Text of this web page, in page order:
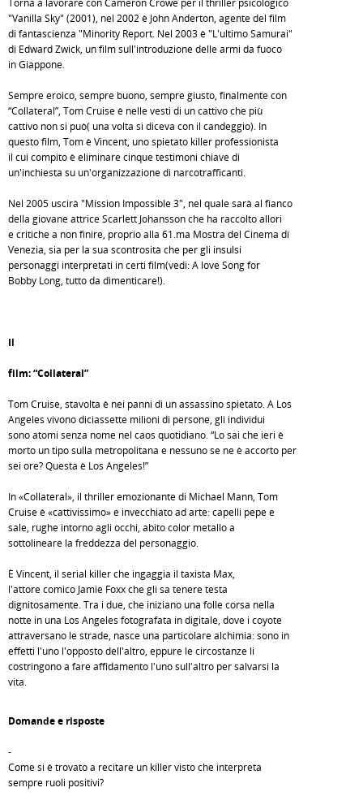
Torna a lavorare con Cameron Crowe per il thriller psicologico
"Vanilla Sky" (2001), nel 2002 è John Anderton, agente del film
di fantascienza "Minority Report. Nel 2003 è "L'ultimo Samurai"
di Edward Zwick, un film sull'introduzione delle armi da fuoco
in Giappone.
Sempre eroico, sempre buono, sempre giusto, finalmente con
“Collateral”, Tom Cruise è nelle vesti di un cattivo che più
cattivo non si può( una volta si diceva con il candeggio). In
questo film, Tom è Vincent, uno spietato killer professionista
il cui compito è eliminare cinque testimoni chiave di
un'inchiesta su un'organizzazione di narcotrafficanti.
Nel 2005 uscirà "Mission Impossible 3", nel quale sarà al fianco
della giovane attrice Scarlett Johansson che ha raccolto allori
e critiche a non finire, proprio alla 61.ma Mostra del Cinema di
Venezia, sia per la sua scontrosità che per gli insulsi
personaggi interpretati in certi film(vedi: A love Song for
Bobby Long, tutto da dimenticare!).
Il
film: “Collateral”
Tom Cruise, stavolta è nei panni di un assassino spietato. A Los
Angeles vivono diciassette milioni di persone, gli individui
sono atomi senza nome nel caos quotidiano. “Lo sai che ieri è
morto un tipo sulla metropolitana e nessuno se ne è accorto per
sei ore? Questa è Los Angeles!”
In «Collateral», il thriller emozionante di Michael Mann, Tom
Cruise è «cattivissimo» e invecchiato ad arte: capelli pepe e
sale, rughe intorno agli occhi, abito color metallo a
sottolineare la freddezza del personaggio.
È Vincent, il serial killer che ingaggia il taxista Max,
l'attore comico Jamie Foxx che gli sa tenere testa
dignitosamente. Tra i due, che iniziano una folle corsa nella
notte in una Los Angeles fotografata in digitale, dove i coyote
attraversano le strade, nasce una particolare alchimia: sono in
effetti l'uno l'opposto dell'altro, eppure le circostanze li
costringono a fare affidamento l'uno sull'altro per salvarsi la
vita.
Domande e risposte
-
Come si è trovato a recitare un killer visto che interpreta
sempre ruoli positivi?